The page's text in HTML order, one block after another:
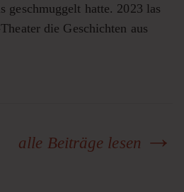
geschmuggelt hatte. 2023 las
die Geschichten aus
alle Beiträge lesen